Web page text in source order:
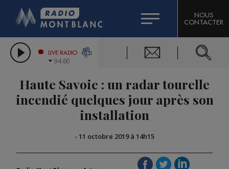
LES CHRONIQUES DE L'EXPERT
CITIZEN MACHINERY
GRAND MASSIF DOMAINES SKIABLES
BIGARD
COMPAGNIE DU MONT-BLANC
NOUS
CONTACTER
LIVE RADIO
94.60
Haute Savoie : un radar tourelle
incendié quelques jour après son
installation
- 11 octobre 2019 à 14h15